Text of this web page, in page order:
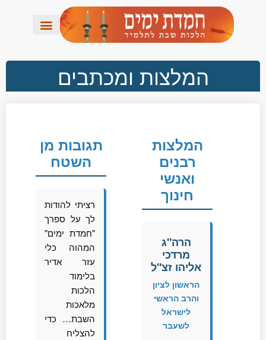
המלצות ומכתבים
המלצות
רבנים
ואנשי
חינוך
הרה"ג
מרדכי
אליהו זצ"ל
הראשון לציון
והרב הראשי
לישראל
לשעבר
תגובות מן
השטח
רציתי להודות
לך על ספרך
"חמדת ימים"
המהוה כלי
עזר אדיר
בלימוד
הלכות
מלאכות
השבת… כדי
להצליח